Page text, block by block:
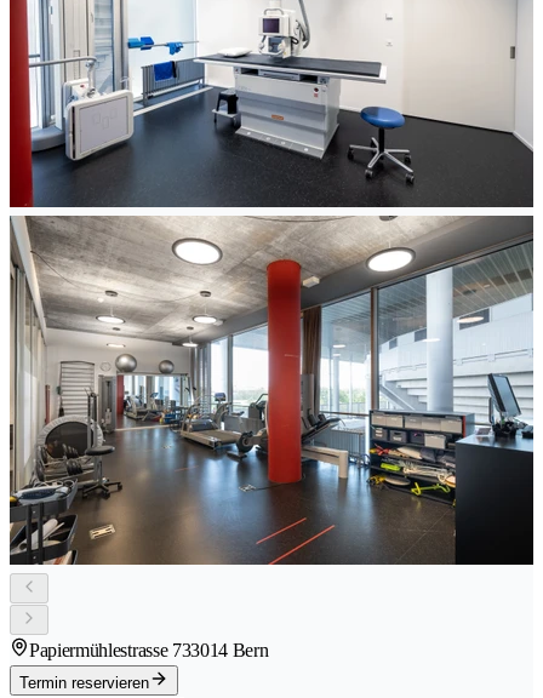
Papiermühlestrasse 733014 Bern
Termin reservieren